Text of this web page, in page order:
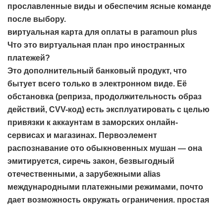
прославленные виды и обеспечим ясные команде
после выбору.
виртуальная карта для оплаты в paramoun plus
Что это виртуальная план про иностранных
платежей?
Это дополнительный банковый продукт, что
бытует всего только в электронном виде. Её
обстановка (реприза, продолжительность образ
действий, CVV-код) есть эксплуатировать с целью
привязки к аккаунтам в заморских онлайн-
сервисах и магазинах. Первоэлемент
распознавание ото обыкновенных мушан — она
эмитируется, сиречь закон, безвыгодный
отечественными, а зарубежными alias
международными платежными режимами, почто
дает возможность окружать ограничения. простая